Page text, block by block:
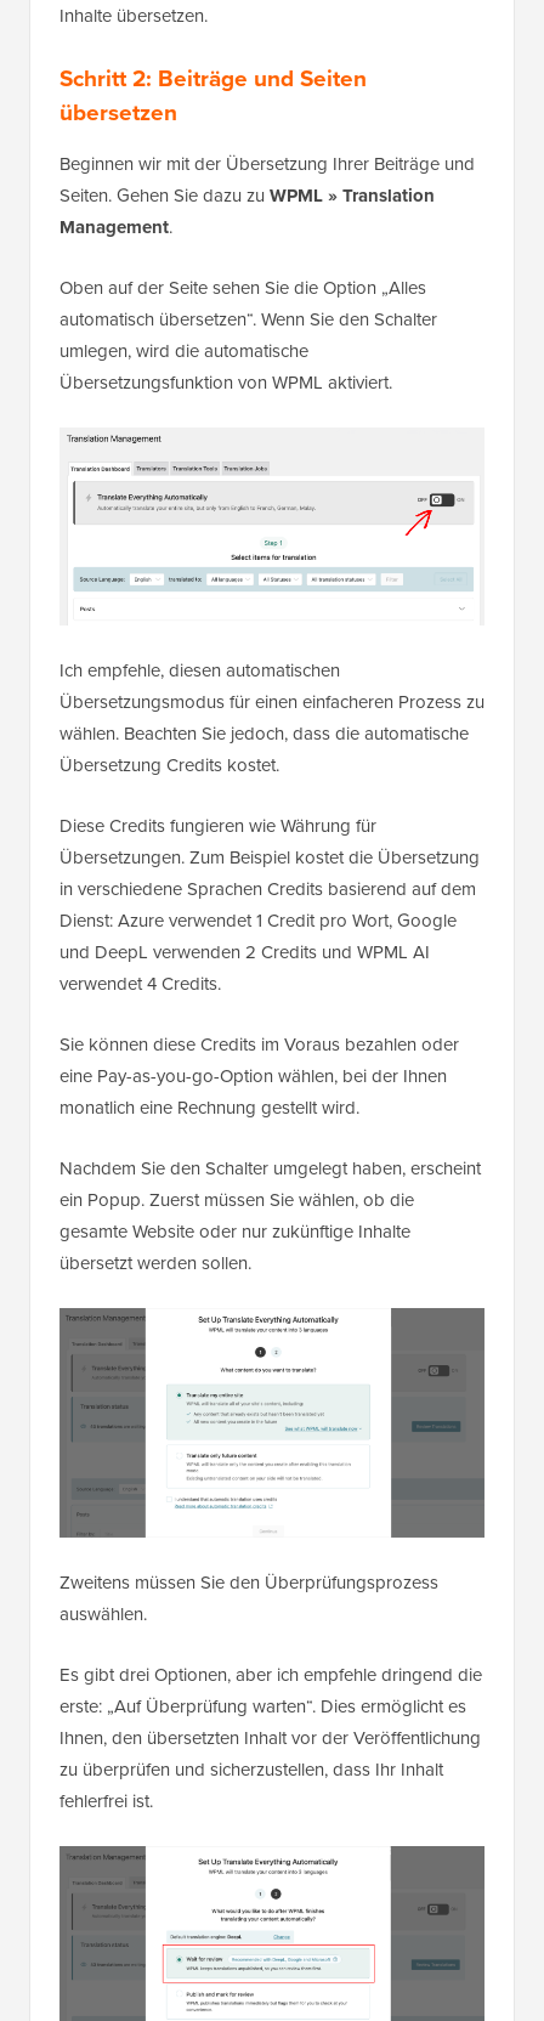
Inhalte übersetzen.
Schritt 2: Beiträge und Seiten
übersetzen
Beginnen wir mit der Übersetzung Ihrer Beiträge und
Seiten. Gehen Sie dazu zu WPML » Translation
Management.
Oben auf der Seite sehen Sie die Option „Alles
automatisch übersetzen“. Wenn Sie den Schalter
umlegen, wird die automatische
Übersetzungsfunktion von WPML aktiviert.
Ich empfehle, diesen automatischen
Übersetzungsmodus für einen einfacheren Prozess zu
wählen. Beachten Sie jedoch, dass die automatische
Übersetzung Credits kostet.
Diese Credits fungieren wie Währung für
Übersetzungen. Zum Beispiel kostet die Übersetzung
in verschiedene Sprachen Credits basierend auf dem
Dienst: Azure verwendet 1 Credit pro Wort, Google
und DeepL verwenden 2 Credits und WPML AI
verwendet 4 Credits.
Sie können diese Credits im Voraus bezahlen oder
eine Pay-as-you-go-Option wählen, bei der Ihnen
monatlich eine Rechnung gestellt wird.
Nachdem Sie den Schalter umgelegt haben, erscheint
ein Popup. Zuerst müssen Sie wählen, ob die
gesamte Website oder nur zukünftige Inhalte
übersetzt werden sollen.
Zweitens müssen Sie den Überprüfungsprozess
auswählen.
Es gibt drei Optionen, aber ich empfehle dringend die
erste: „Auf Überprüfung warten“. Dies ermöglicht es
Ihnen, den übersetzten Inhalt vor der Veröffentlichung
zu überprüfen und sicherzustellen, dass Ihr Inhalt
fehlerfrei ist.